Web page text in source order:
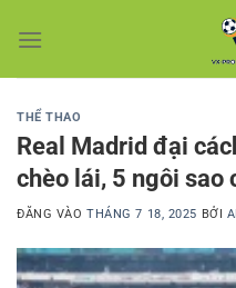
qua
THỂ THAO
Real Madrid đại
chèo lái, 5 ngôi sao
ĐĂNG VÀOTHÁNG 7 18, 2025 BỞI